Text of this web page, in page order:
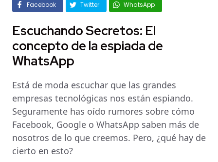
Facebook Twitter WhatsApp
Escuchando Secretos: El
concepto de la espiada de
WhatsApp
Está de moda escuchar que las grandes
empresas tecnológicas nos están espiando.
Seguramente has oído rumores sobre cómo
Facebook, Google o WhatsApp saben más de
nosotros de lo que creemos. Pero, ¿qué hay de
cierto en esto?